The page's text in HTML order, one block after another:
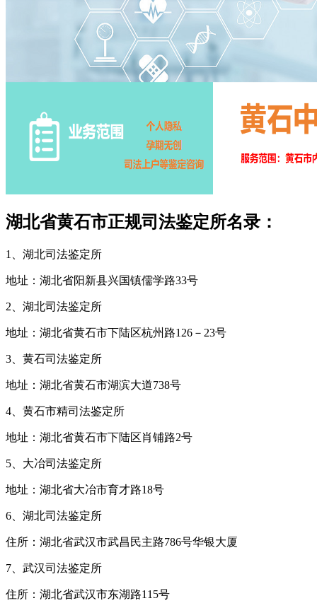
湖北省黄石市正规司法鉴定所名录：
1、湖北司法鉴定所
地址：湖北省阳新县兴国镇儒学路33号
2、湖北司法鉴定所
地址：湖北省黄石市下陆区杭州路126－23号
3、黄石司法鉴定所
地址：湖北省黄石市湖滨大道738号
4、黄石市精司法鉴定所
地址：湖北省黄石市下陆区肖铺路2号
5、大冶司法鉴定所
地址：湖北省大冶市育才路18号
6、湖北司法鉴定所
住所：湖北省武汉市武昌民主路786号华银大厦
7、武汉司法鉴定所
住所：湖北省武汉市东湖路115号